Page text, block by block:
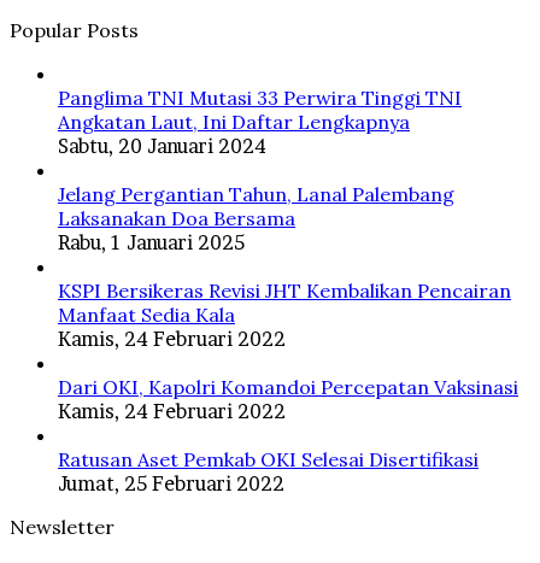
Popular Posts
Panglima TNI Mutasi 33 Perwira Tinggi TNI
Angkatan Laut, Ini Daftar Lengkapnya
Sabtu, 20 Januari 2024
Jelang Pergantian Tahun, Lanal Palembang
Laksanakan Doa Bersama
Rabu, 1 Januari 2025
KSPI Bersikeras Revisi JHT Kembalikan Pencairan
Manfaat Sedia Kala
Kamis, 24 Februari 2022
Dari OKI, Kapolri Komandoi Percepatan Vaksinasi
Kamis, 24 Februari 2022
Ratusan Aset Pemkab OKI Selesai Disertifikasi
Jumat, 25 Februari 2022
Newsletter